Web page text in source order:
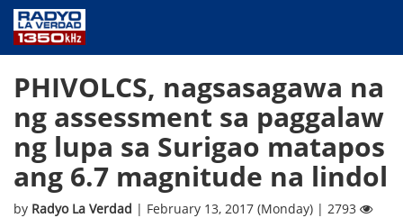
PUBLIC SERVICE
ANNOUNCEMENTS
PROGRAMS
ABOUT
CONTACT US
PHIVOLCS, nagsasagawa na
ng assessment sa paggalaw
ng lupa sa Surigao matapos
ang 6.7 magnitude na lindol
by Radyo La Verdad | February 13, 2017 (Monday) | 2793